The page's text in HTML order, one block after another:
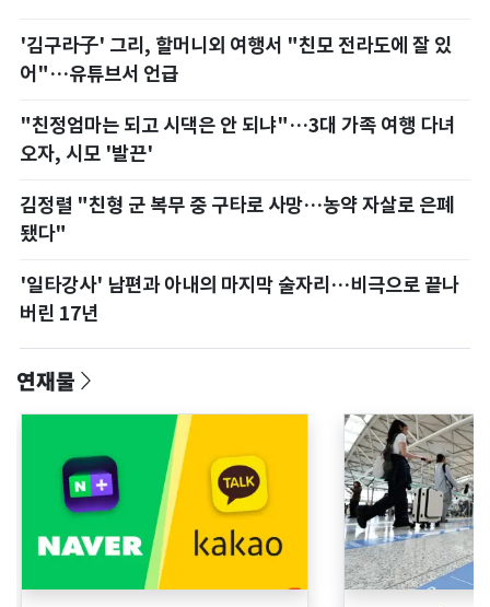
'김구라子' 그리, 할머니외 여행서 "친모 전라도에 잘 있
어"…유튜브서 언급
"친정엄마는 되고 시댁은 안 되냐"…3대 가족 여행 다녀
오자, 시모 '발끈'
김정렬 "친형 군 복무 중 구타로 사망…농약 자살로 은폐
됐다"
'일타강사' 남편과 아내의 마지막 술자리…비극으로 끝나
버린 17년
연재물